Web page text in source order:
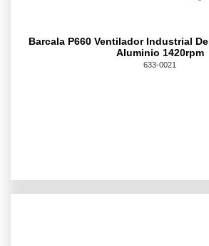
Barcala P660 Ventilador Industrial
Aluminio 1420rpm
633-0021